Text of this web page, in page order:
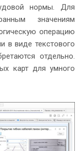
нормы. Для
значениям
операцию
в виде текстового
отдельно.
карт для умного